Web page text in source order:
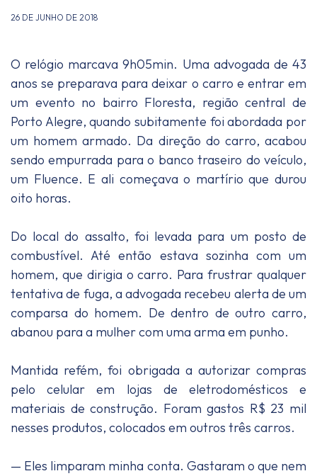
26 DE JUNHO DE 2018
O relógio marcava 9h05min. Uma advogada de 43
anos se preparava para deixar o carro e entrar em
um evento no bairro Floresta, região central de
Porto Alegre, quando subitamente foi abordada por
um homem armado. Da direção do carro, acabou
sendo empurrada para o banco traseiro do veículo,
um Fluence. E ali começava o martírio que durou
oito horas.
Do local do assalto, foi levada para um posto de
combustível. Até então estava sozinha com um
homem, que dirigia o carro. Para frustrar qualquer
tentativa de fuga, a advogada recebeu alerta de um
comparsa do homem. De dentro de outro carro,
abanou para a mulher com uma arma em punho.
Mantida refém, foi obrigada a autorizar compras
pelo celular em lojas de eletrodomésticos e
materiais de construção. Foram gastos R$ 23 mil
nesses produtos, colocados em outros três carros.
— Eles limparam minha conta. Gastaram o que nem